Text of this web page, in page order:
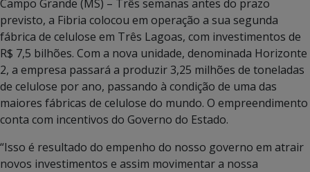
Campo Grande (MS) – Três semanas antes do prazo
previsto, a Fibria colocou em operação a sua segunda
fábrica de celulose em Três Lagoas, com investimentos de
R$ 7,5 bilhões. Com a nova unidade, denominada Horizonte
2, a empresa passará a produzir 3,25 milhões de toneladas
de celulose por ano, passando à condição de uma das
maiores fábricas de celulose do mundo. O empreendimento
conta com incentivos do Governo do Estado.
“Isso é resultado do empenho do nosso governo em atrair
novos investimentos e assim movimentar a nossa